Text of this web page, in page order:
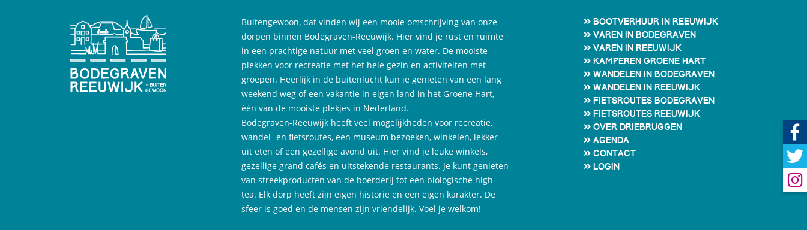
Buitengewoon, dat vinden wij een mooie omschrijving van onze
dorpen binnen Bodegraven-Reeuwijk. Hier vind je rust en ruimte
in een prachtige natuur met veel groen en water. De mooiste
plekken voor recreatie met het hele gezin en activiteiten met
groepen. Heerlijk in de buitenlucht kun je genieten van een lang
weekend weg of een vakantie in eigen land in het Groene Hart,
één van de mooiste plekjes in Nederland.
Bodegraven-Reeuwijk heeft veel mogelijkheden voor recreatie,
wandel- en fietsroutes, een museum bezoeken, winkelen, lekker
uit eten of een gezellige avond uit. Hier vind je leuke winkels,
gezellige grand cafés en uitstekende restaurants. Je kunt genieten
van streekproducten van de boerderij tot een biologische high
tea. Elk dorp heeft zijn eigen historie en een eigen karakter. De
sfeer is goed en de mensen zijn vriendelijk. Voel je welkom!
Bootverhuur in Reeuwijk
Varen in Bodegraven
Varen in Reeuwijk
Kamperen Groene Hart
Wandelen in Bodegraven
Wandelen in Reeuwijk
Fietsroutes Bodegraven
Fietsroutes Reeuwijk
Over Driebruggen
Agenda
Contact
Login